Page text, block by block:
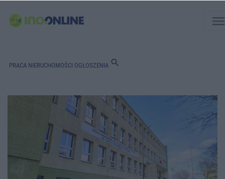
PRACA NIERUCHOMOŚCI OGŁOSZENIA search